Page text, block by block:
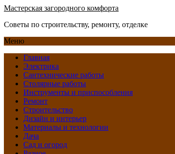
Мастерская загородного комфорта
Советы по строительству, ремонту, отделке
Меню
Главная
Электрика
Сантехнические работы
Столярные работы
Инструменты и приспособления
Ремонт
Строительство
Дизайн и интерьер
Материалы и технологии
Дача
Сад и огород